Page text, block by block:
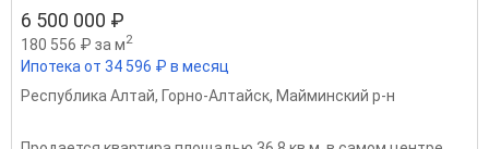
6 500 000 ₽
180 556 ₽ за м2
Ипотека от 34 596 ₽ в месяц
Республика Алтай, Горно-Алтайск, Майминский р-н